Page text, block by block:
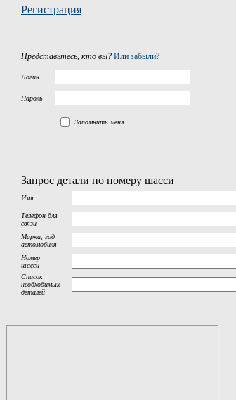
Регистрация
Представьтесь, кто вы? Или забыли?
Логин
Пароль
Запомнить меня
Запрос детали по номеру шасси
Имя
Телефон для
связи
Марка, год
автомобиля
Номер
шасси
Список
необходимых
деталей